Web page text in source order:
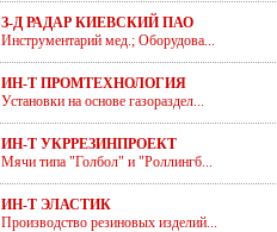
З-Д РАДАР КИЕВСКИЙ ПАО
Инструментарий мед.; Оборудова...
ИН-Т ПРОМТЕХНОЛОГИЯ
Установки на основе газораздел...
ИН-Т УКРРЕЗИНПРОЕКТ
Мячи типа "Голбол" и "Роллингб...
ИН-Т ЭЛАСТИК
Производство резиновых изделий...